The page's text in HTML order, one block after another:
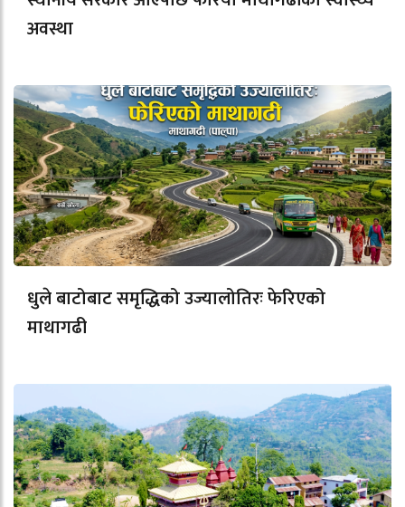
अवस्था
धुले बाटोबाट समृद्धिको उज्यालोतिरः फेरिएको
माथागढी